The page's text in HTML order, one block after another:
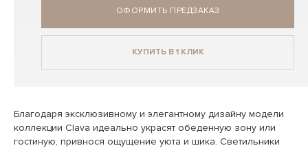
ОФОРМИТЬ ПРЕДЗАКАЗ
КУПИТЬ В 1 КЛИК
Благодаря эксклюзивному и элегантному дизайну модели
коллекции Clava идеально украсят обеденную зону или
гостиную, привнося ощущение уюта и шика. Светильники